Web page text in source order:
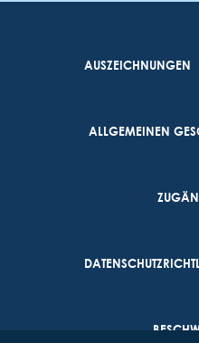
AUSZEICHNUNGEN
ALLGEMEINEN